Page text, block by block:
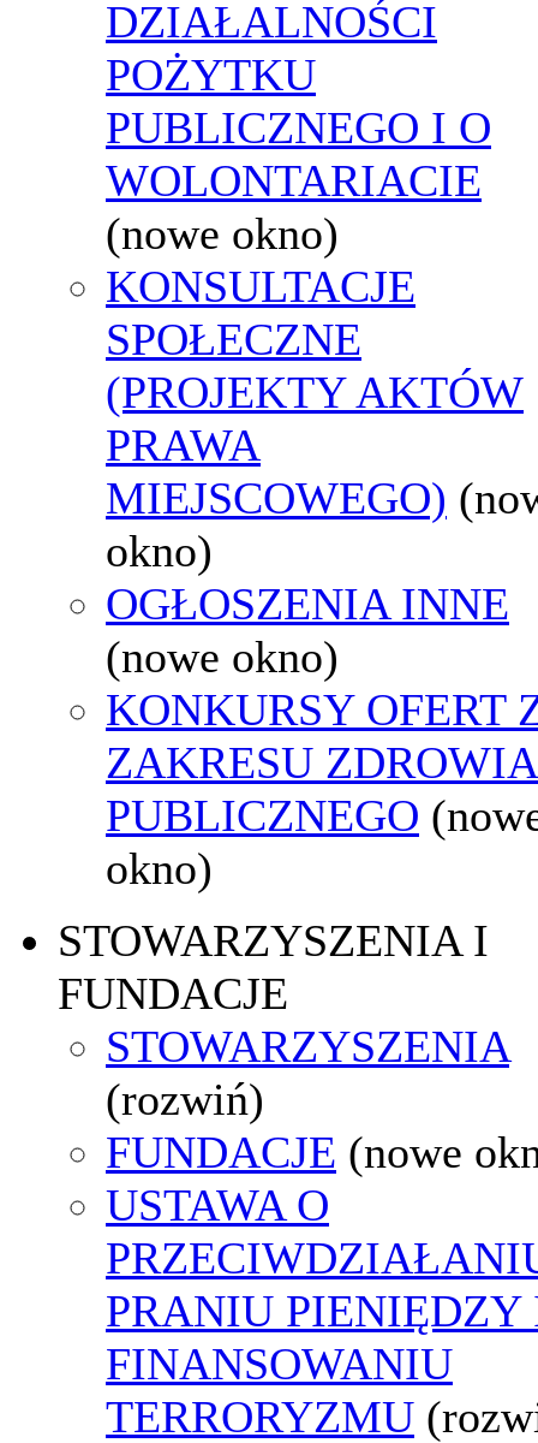
DZIAŁALNOŚCI
POŻYTKU
PUBLICZNEGO I O
WOLONTARIACIE
(nowe okno)
KONSULTACJE
SPOŁECZNE
(PROJEKTY AKTÓW
PRAWA
MIEJSCOWEGO)
okno)
OGŁOSZENIA INNE
(nowe okno)
KONKURSY OFERT
ZAKRESU ZDROWIA
PUBLICZNEGO
okno)
STOWARZYSZENIA I
FUNDACJE
STOWARZYSZENIA
(rozwiń)
FUNDACJE (nowe
USTAWA O
PRANIU PIENIĘDZY
FINANSOWANIU
TERRORYZMU